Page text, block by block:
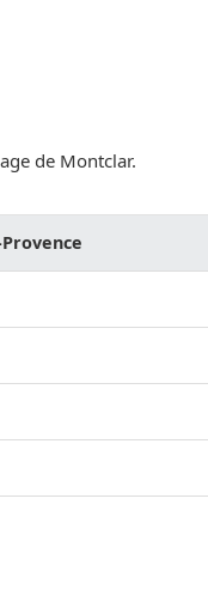
de Montclar.